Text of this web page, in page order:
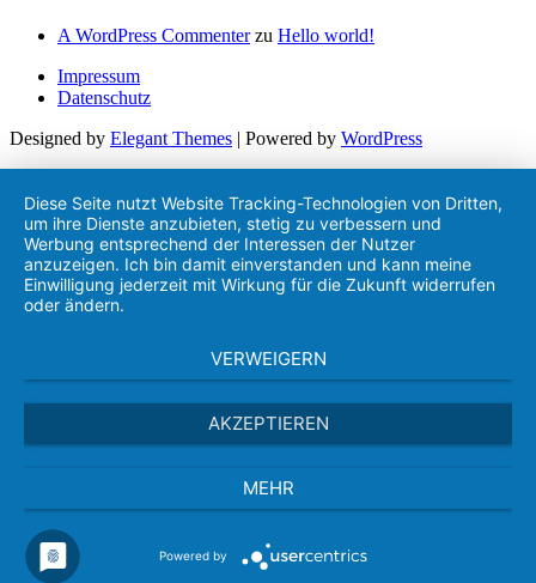
A WordPress Commenterzu Hello world!
Impressum
Datenschutz
Designed by Elegant Themes | Powered by WordPress
Diese Seite nutzt Website Tracking-Technologien von Dritten,
um ihre Dienste anzubieten, stetig zu verbessern und
Werbung entsprechend der Interessen der Nutzer
anzuzeigen. Ich bin damit einverstanden und kann meine
Einwilligung jederzeit mit Wirkung für die Zukunft widerrufen
oder ändern.
VERWEIGERN
AKZEPTIEREN
MEHR
Powered by